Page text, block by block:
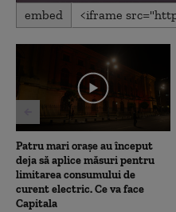
0
seconds
0
embed
Patru mari orașe au început
deja să aplice măsuri pentru
limitarea consumului de
curent electric. Ce va face
Capitala